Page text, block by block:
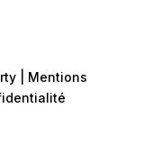
Mentions